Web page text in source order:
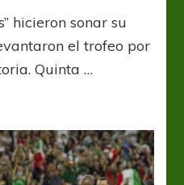
Cup:
Estados
de
hicieron sonar su
el trofeo por
Quinta …